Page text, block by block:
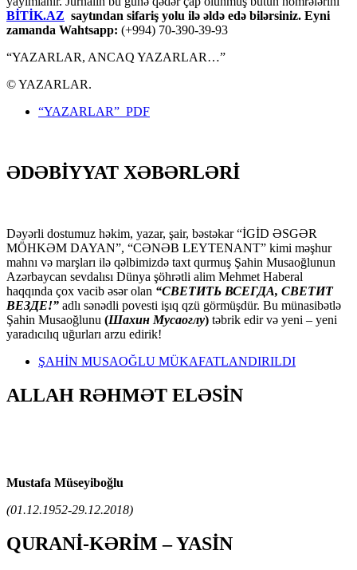
BİTİK.AZ saytından sifariş yolu ilə əldə edə bilərsiniz. Eyni
zamanda Wahtsapp: (+994) 70-390-39-93
“YAZARLAR, ANCAQ YAZARLAR…”
© YAZARLAR.
“YAZARLAR” PDF
ƏDƏBİYYAT XƏBƏRLƏRİ
Dəyərli dostumuz həkim, yazar, şair, bəstəkar “İGİD ƏSGƏR
MÖHKƏM DAYAN”, “CƏNƏB LEYTENANT” kimi məşhur
mahnı və marşları ilə qəlbimizdə taxt qurmuş Şahin Musaoğlunun
Azərbaycan sevdalısı Dünya şöhrətli alim Mehmet Haberal
haqqında çox vacib əsər olan “СВЕТИТЬ ВСЕГДА, СВЕТИТ
ВЕЗДЕ!” adlı sənədli povesti işıq qzü görmüşdür. Bu münasibətlə
Şahin Musaoğlunu (Шахин Мусаоглу) təbrik edir və yeni – yeni
yaradıcılıq uğurları arzu edirik!
ŞAHİN MUSAOĞLU MÜKAFATLANDIRILDI
ALLAH RƏHMƏT ELƏSİN
Mustafa Müseyiboğlu
(01.12.1952-29.12.2018)
QURANİ-KƏRİM – YASİN